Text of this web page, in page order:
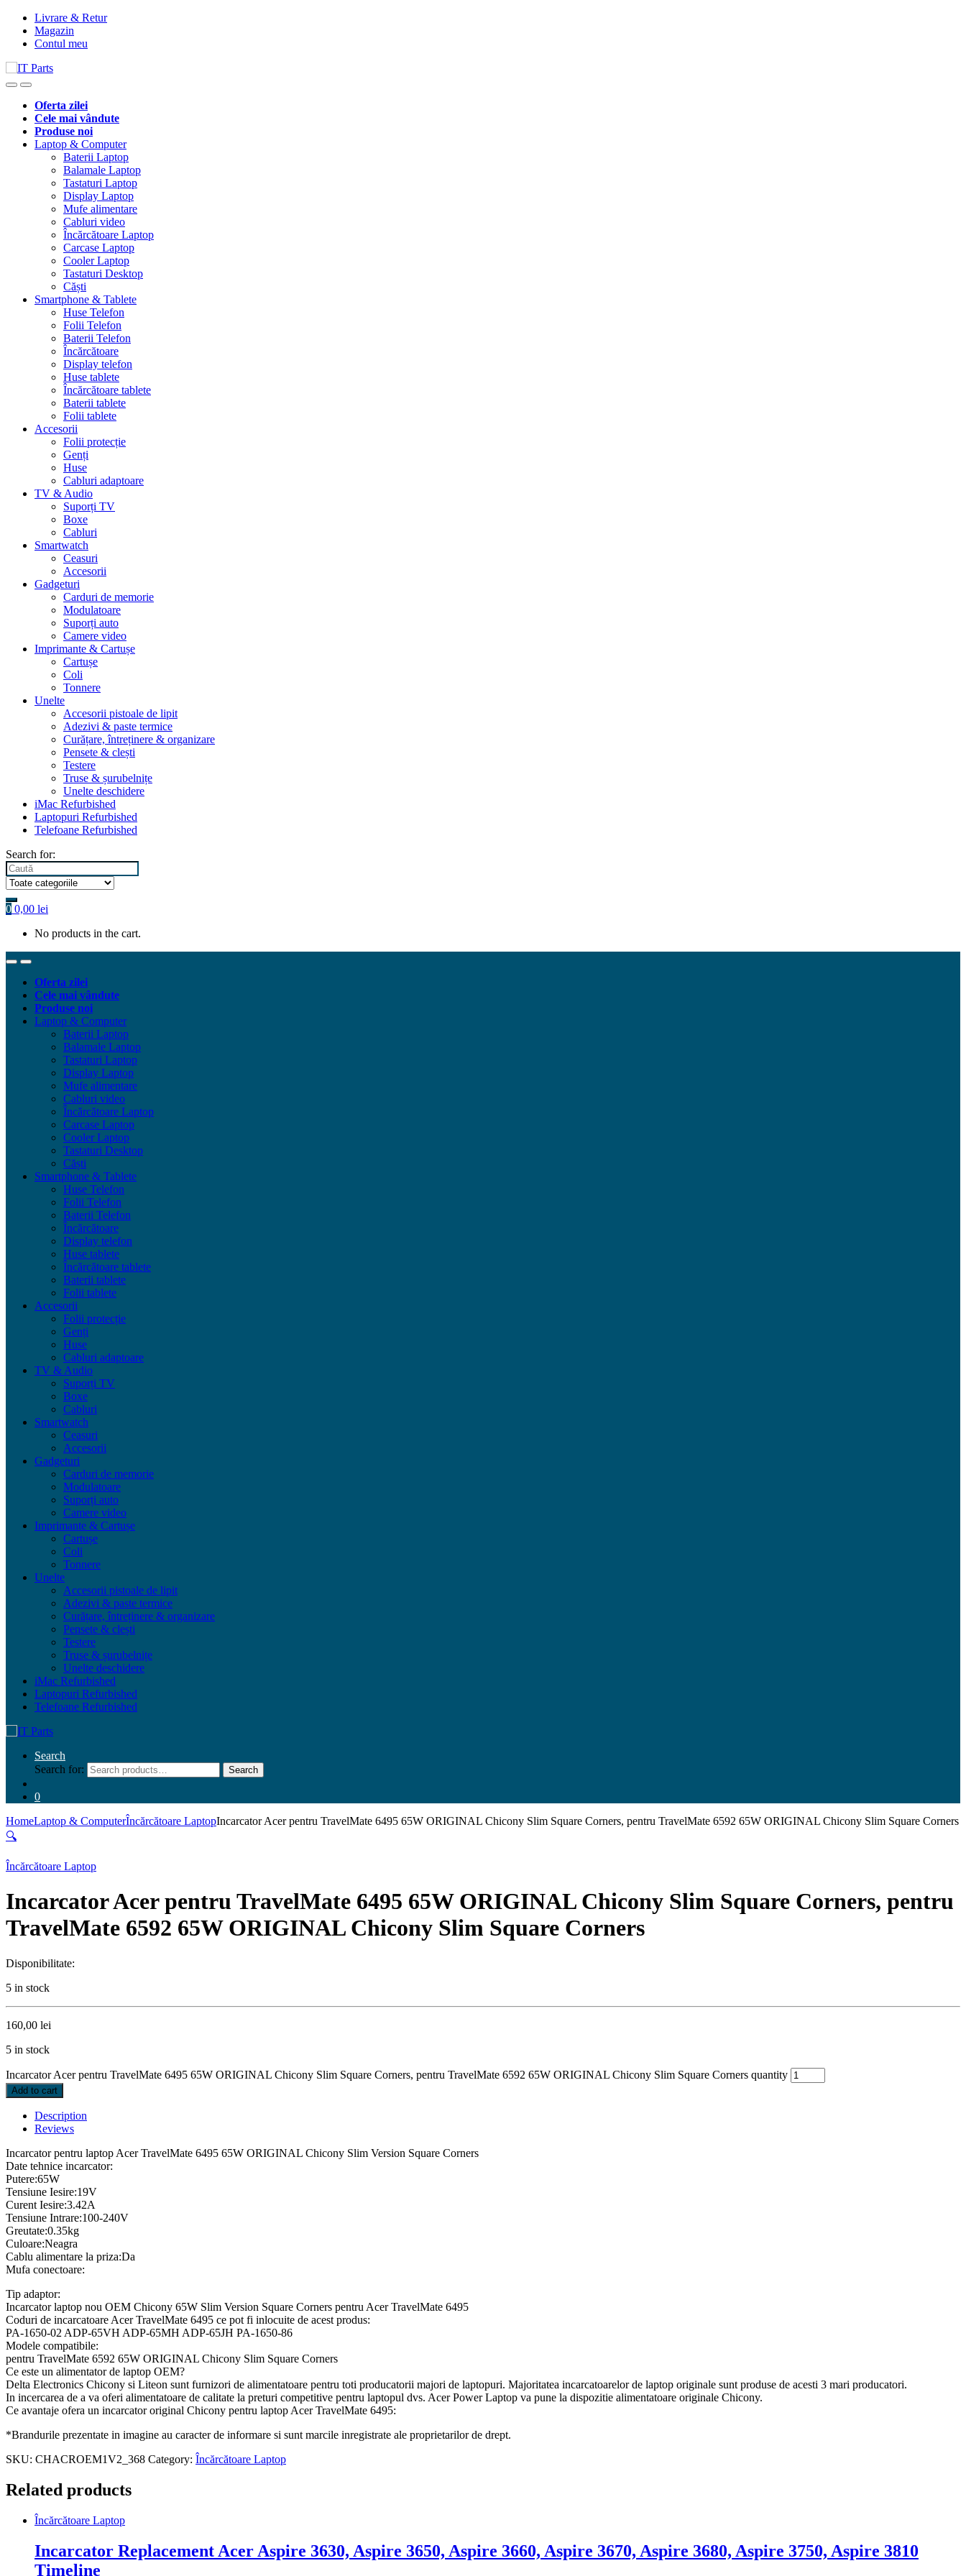
Livrare & Retur
Magazin
Contul meu
Oferta zilei
Cele mai vândute
Produse noi
Laptop & Computer
Baterii Laptop
Balamale Laptop
Tastaturi Laptop
Display Laptop
Mufe alimentare
Cabluri video
Încărcătoare Laptop
Carcase Laptop
Cooler Laptop
Tastaturi Desktop
Căști
Smartphone & Tablete
Huse Telefon
Folii Telefon
Baterii Telefon
Încărcătoare
Display telefon
Huse tablete
Încărcătoare tablete
Baterii tablete
Folii tablete
Accesorii
Folii protecție
Genți
Huse
Cabluri adaptoare
TV & Audio
Suporți TV
Boxe
Cabluri
Smartwatch
Ceasuri
Accesorii
Gadgeturi
Carduri de memorie
Modulatoare
Suporți auto
Camere video
Imprimante & Cartușe
Cartușe
Coli
Tonnere
Unelte
Accesorii pistoale de lipit
Adezivi & paste termice
Curățare, întreținere & organizare
Pensete & clești
Testere
Truse & șurubelnițe
Unelte deschidere
iMac Refurbished
Laptopuri Refurbished
Telefoane Refurbished
Search for:
0 0,00 lei
No products in the cart.
Oferta zilei
Cele mai vândute
Produse noi
Laptop & Computer
Baterii Laptop
Balamale Laptop
Tastaturi Laptop
Display Laptop
Mufe alimentare
Cabluri video
Încărcătoare Laptop
Carcase Laptop
Cooler Laptop
Tastaturi Desktop
Căști
Smartphone & Tablete
Huse Telefon
Folii Telefon
Baterii Telefon
Încărcătoare
Display telefon
Huse tablete
Încărcătoare tablete
Baterii tablete
Folii tablete
Accesorii
Folii protecție
Genți
Huse
Cabluri adaptoare
TV & Audio
Suporți TV
Boxe
Cabluri
Smartwatch
Ceasuri
Accesorii
Gadgeturi
Carduri de memorie
Modulatoare
Suporți auto
Camere video
Imprimante & Cartușe
Cartușe
Coli
Tonnere
Unelte
Accesorii pistoale de lipit
Adezivi & paste termice
Curățare, întreținere & organizare
Pensete & clești
Testere
Truse & șurubelnițe
Unelte deschidere
iMac Refurbished
Laptopuri Refurbished
Telefoane Refurbished
Search
Search for:
Search
0
HomeLaptop & ComputerÎncărcătoare LaptopIncarcator Acer pentru TravelMate 6495 65W ORIGINAL Chicony Slim Square Corners, pentru TravelMate 6592 65W ORIGINAL Chicony Slim Square Corners
🔍
Încărcătoare Laptop
Incarcator Acer pentru TravelMate 6495 65W ORIGINAL Chicony Slim Square Corners, pentru
TravelMate 6592 65W ORIGINAL Chicony Slim Square Corners
Disponibilitate:
5 in stock
160,00 lei
5 in stock
Incarcator Acer pentru TravelMate 6495 65W ORIGINAL Chicony Slim Square Corners, pentru TravelMate 6592 65W ORIGINAL Chicony Slim Square Corners quantity
Add to cart
Description
Reviews
Incarcator pentru laptop Acer TravelMate 6495 65W ORIGINAL Chicony Slim Version Square Corners
Date tehnice incarcator:
Putere:65W
Tensiune Iesire:19V
Curent Iesire:3.42A
Tensiune Intrare:100-240V
Greutate:0.35kg
Culoare:Neagra
Cablu alimentare la priza:Da
Mufa conectoare:
Tip adaptor:
Incarcator laptop nou OEM Chicony 65W Slim Version Square Corners pentru Acer TravelMate 6495
Coduri de incarcatoare Acer TravelMate 6495 ce pot fi inlocuite de acest produs:
PA-1650-02 ADP-65VH ADP-65MH ADP-65JH PA-1650-86
Modele compatibile:
pentru TravelMate 6592 65W ORIGINAL Chicony Slim Square Corners
Ce este un alimentator de laptop OEM?
Delta Electronics Chicony si Liteon sunt furnizori de alimentatoare pentru toti producatorii majori de laptopuri. Majoritatea incarcatoarelor de laptop originale sunt produse de acesti 3 mari producatori.
In incercarea de a va oferi alimentatoare de calitate la preturi competitive pentru laptopul dvs. Acer Power Laptop va pune la dispozitie alimentatoare originale Chicony.
Ce avantaje ofera un incarcator original Chicony pentru laptop Acer TravelMate 6495:
*Brandurile prezentate in imagine au caracter de informare si sunt marcile inregistrate ale proprietarilor de drept.
SKU: CHACROEM1V2_368 Category: Încărcătoare Laptop
Related products
Încărcătoare Laptop
Incarcator Replacement Acer Aspire 3630, Aspire 3650, Aspire 3660, Aspire 3670, Aspire 3680, Aspire 3750, Aspire 3810
Timeline